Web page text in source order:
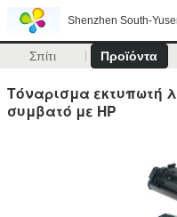
Shenzhen South-
Σπίτι Προϊόντα
Τόναρισμα εκτυπωτή
συμβατό με HP